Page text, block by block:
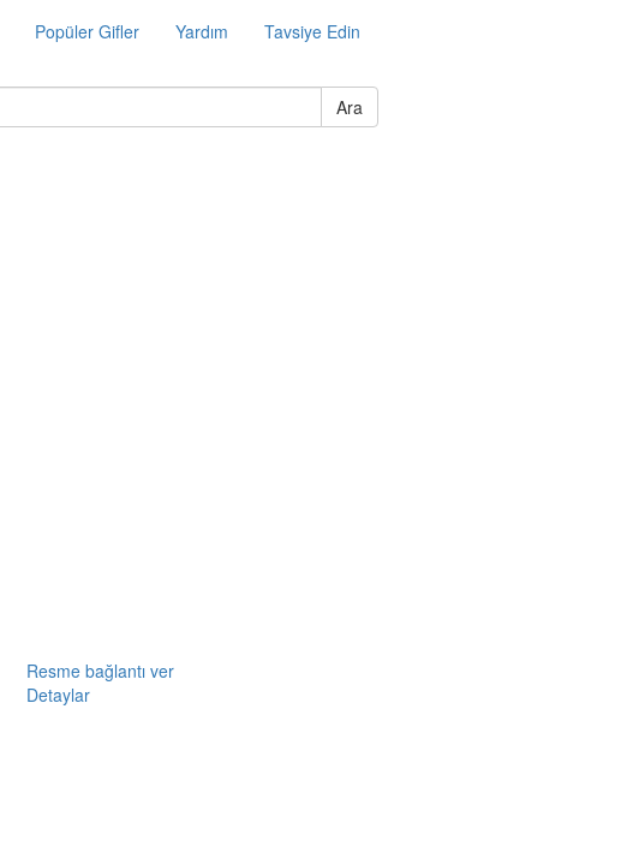
Popüler Gifler Yardım Tavsiye Edin
Ara
Resme bağlantı ver
Detaylar